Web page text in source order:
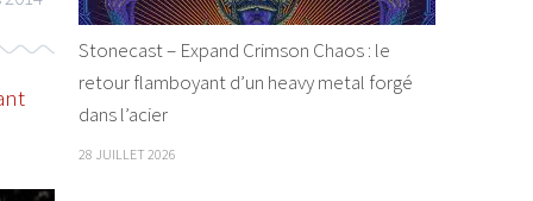
Stonecast – Expand Crimson Chaos : le
retour flamboyant d’un heavy metal forgé
dans l’acier
28 JUILLET 2026